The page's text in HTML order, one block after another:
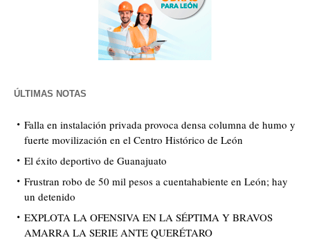
ÚLTIMAS NOTAS
Falla en instalación privada provoca densa columna de humo y
fuerte movilización en el Centro Histórico de León
El éxito deportivo de Guanajuato
Frustran robo de 50 mil pesos a cuentahabiente en León; hay
un detenido
EXPLOTA LA OFENSIVA EN LA SÉPTIMA Y BRAVOS
AMARRA LA SERIE ANTE QUERÉTARO